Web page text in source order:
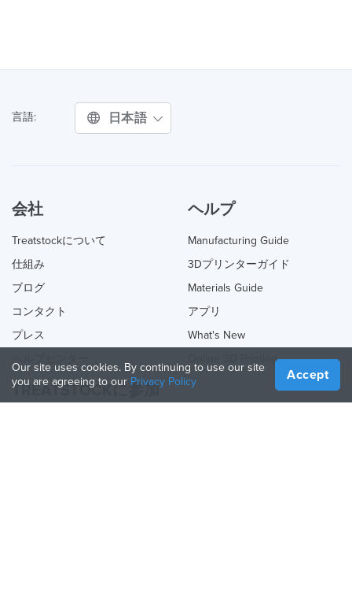
言語: 日本語
会社
Treatstockについて
仕組み
ブログ
コンタクト
プレス
ヘルプ
Manufacturing Guide
3Dプリンターガイド
Materials Guide
アプリ
What's New
Online 3D Printing
TREATSTOCKに参加
Our site uses cookies. By continuing to use our site
you are agreeing to our Privacy Policy Accept